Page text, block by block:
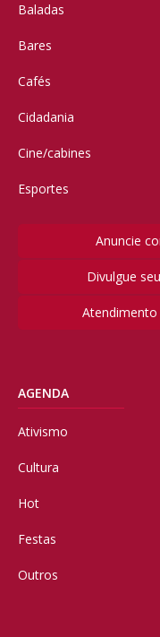
Baladas
Bares
Cafés
Cidadania
Cine/cabines
Esportes
Anuncie
Divulgue
AGENDA
Ativismo
Cultura
Hot
Festas
Outros